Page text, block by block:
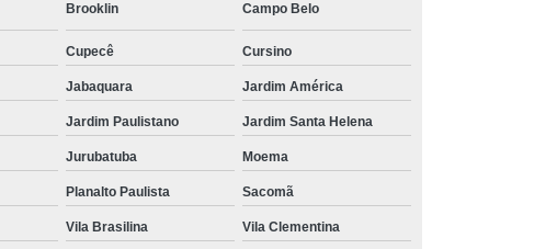
Brooklin Campo Belo
Cupecê Cursino
Jabaquara Jardim América
Jardim Paulistano Jardim Santa Helena
Jurubatuba Moema
Planalto Paulista Sacomã
Vila Brasilina Vila Clementina